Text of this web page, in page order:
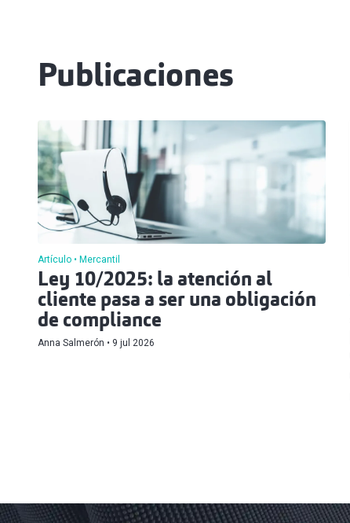
Publicaciones
Artículo Mercantil
Ley 10/2025: la atención al
cliente pasa a ser una obligación
de compliance
Anna Salmerón 9 jul 2026